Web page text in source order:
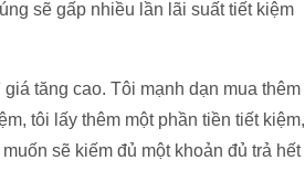
sẽ gấp nhiều lần lãi suất tiết kiệm
tăng cao. Tôi mạnh dạn mua thêm
tôi lấy thêm một phần tiền tiết kiệm,
sẽ kiếm đủ một khoản đủ trả hết